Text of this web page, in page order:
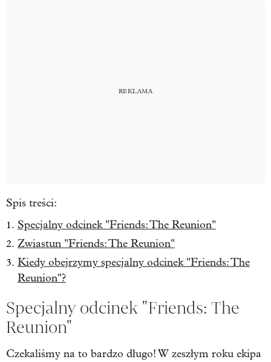
Spis treści:
Specjalny odcinek "Friends: The Reunion"
Zwiastun "Friends: The Reunion"
Kiedy obejrzymy specjalny odcinek "Friends: The
Reunion"?
Specjalny odcinek "Friends: The
Reunion"
Czekaliśmy na to bardzo długo! W zeszłym roku ekipa